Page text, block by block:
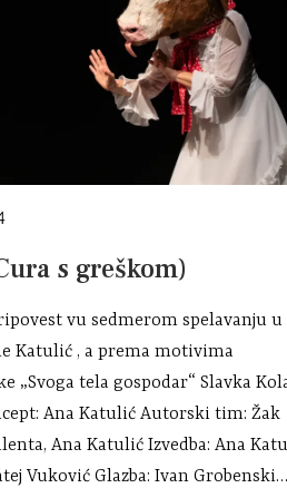
s greškom)
vu sedmerom spelavanju u
Katulić , a prema motivima
„Svoga tela gospodar“ Slavka
Ana Katulić Autorski tim: Žak
Ana Katulić Izvedba: Ana
Vuković Glazba: Ivan Grobenski